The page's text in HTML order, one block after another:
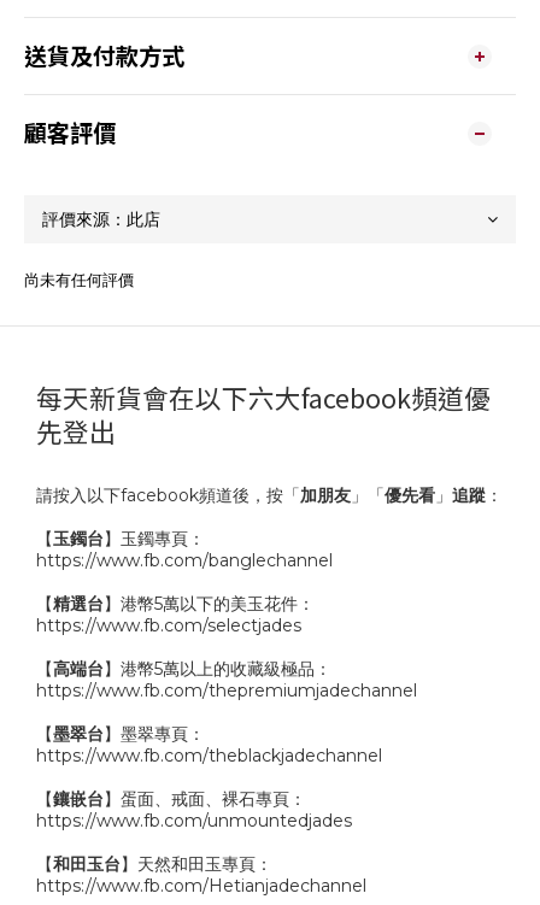
送貨及付款方式
顧客評價
尚未有任何評價
每天新貨會在以下六大facebook頻道優
先登出
請按入以下facebook頻道後，按「加朋友 」「優先看 」 追蹤 ：
【玉鐲台】玉鐲專頁：
https://www.fb.com/banglechannel
【精選台】港幣5萬以下的美玉花件：
https://www.fb.com/selectjades
【高端台】港幣5萬以上的收藏級極品：
https://www.fb.com/thepremiumjadechannel
【墨翠台】墨翠專頁：
https://www.fb.com/theblackjadechannel
【鑲嵌台】蛋面、戒面、裸石專頁：
https://www.fb.com/unmountedjades
【和田玉台】天然和田玉專頁：
https://www.fb.com/Hetianjadechannel